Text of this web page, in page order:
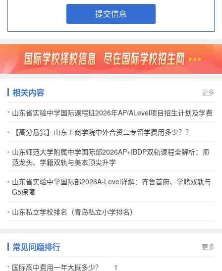
提交信息
相关内容 更多
山东省实验中学国际课程班2026年AP/ALevel项目招生计划及学费
【高分悬赏】山东工商学院中外合资二专留学费用多少？？
山东师范大学附属中学国际部2026AP+IBDP双轨课程全解析：师
范龙头、学籍双轨与美本顶尖升学
山东省实验中学国际部2026A-Level详解：齐鲁首府、学籍双轨与
G5保障
山东私立学校排名（青岛私立小学排名）
常见问题排行 更多
国际高中费用一年大概多少？___1